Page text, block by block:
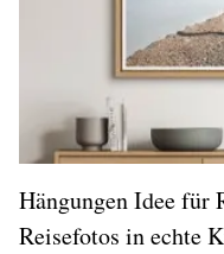
Hängungen Idee für
Reisefotos in echte